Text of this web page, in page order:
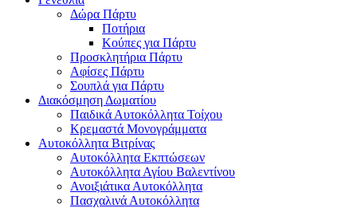
Δώρα Πάρτυ
Ποτήρια
Κούπες για Πάρτυ
Προσκλητήρια Πάρτυ
Αφίσες Πάρτυ
Σουπλά για Πάρτυ
Διακόσμηση Δωματίου
Παιδικά Αυτοκόλλητα Τοίχου
Κρεμαστά Μονογράμματα
Αυτοκόλλητα Βιτρίνας
Αυτοκόλλητα Εκπτώσεων
Αυτοκόλλητα Αγίου Βαλεντίνου
Ανοιξιάτικα Αυτοκόλλητα
Πασχαλινά Αυτοκόλλητα